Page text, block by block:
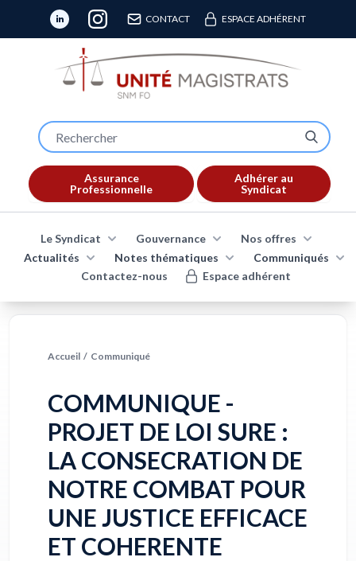
CONTACT ESPACE ADHÉRENT
Assurance
Professionnelle
Adhérer au
Syndicat
Le Syndicat Gouvernance
Nos offres
Actualités
Notes thématiques
Communiqués
Contactez-nous
Espace adhérent
Accueil / Communiqué
COMMUNIQUE -
PROJET DE LOI SURE :
LA CONSECRATION DE
NOTRE COMBAT POUR
UNE JUSTICE EFFICACE
ET COHERENTE